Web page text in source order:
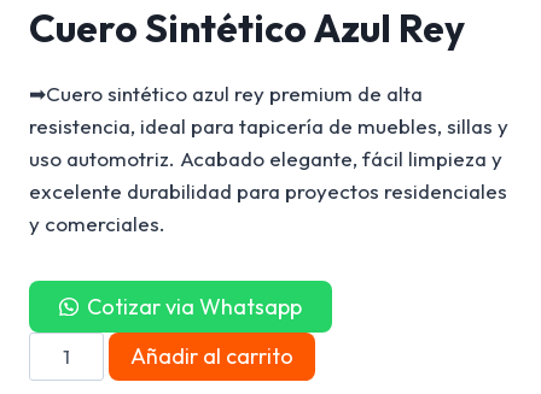
Cuero Sintético Azul Rey
➡Cuero sintético azul rey premium de alta
resistencia, ideal para tapicería de muebles, sillas y
uso automotriz. Acabado elegante, fácil limpieza y
excelente durabilidad para proyectos residenciales
y comerciales.
Cotizar via Whatsapp
Cuero
Sintético
Añadir al carrito